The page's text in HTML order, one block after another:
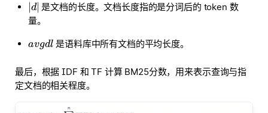
d∣ 是文档的长度。文档长度指的是分词后的 token 数
量。
avgdl 是语料库中所有文档的平均长度。
最后，根据 IDF 和 TF 计算 BM25分数，用来表示查询与指
定文档的相关程度。